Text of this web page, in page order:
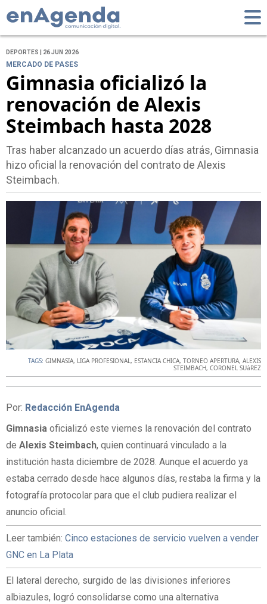
DEPORTES | 26 JUN 2026
MERCADO DE PASES
Gimnasia oficializó la
renovación de Alexis
Steimbach hasta 2028
Tras haber alcanzado un acuerdo días atrás, Gimnasia
hizo oficial la renovación del contrato de Alexis
Steimbach.
TAGS: GIMNASIA, LIGA PROFESIONAL, ESTANCIA CHICA, TORNEO APERTURA, ALEXIS
STEIMBACH, CORONEL SUáREZ
Por: Redacción EnAgenda
Gimnasia oficializó este viernes la renovación del contrato
de Alexis Steimbach, quien continuará vinculado a la
institución hasta diciembre de 2028. Aunque el acuerdo ya
estaba cerrado desde hace algunos días, restaba la firma y la
fotografía protocolar para que el club pudiera realizar el
anuncio oficial.
Leer también: Cinco estaciones de servicio vuelven a vender
GNC en La Plata
El lateral derecho, surgido de las divisiones inferiores
albiazules, logró consolidarse como una alternativa